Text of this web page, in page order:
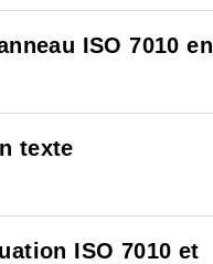
ISO 7010 en
texte
ISO 7010 et